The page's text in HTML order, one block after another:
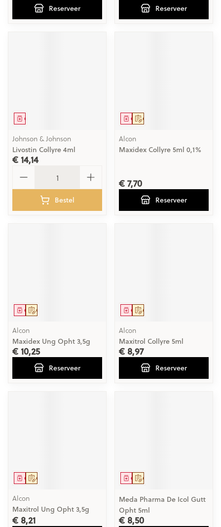
Reserveer Reserveer
Geneesmiddel
Johnson & Johnson
Livostin Collyre 4ml
€ 14,14
Bestel
Op voorschrift
Geneesmiddel
Alcon
Maxidex Collyre 5ml 0,1%
€ 7,70
Reserveer
Op voorschrift
Geneesmiddel
Alcon
Maxidex Ung Opht 3,5g
€ 10,25
Reserveer
Op voorschrift
Geneesmiddel
Alcon
Maxitrol Collyre 5ml
€ 8,97
Reserveer
Op voorschrift
Geneesmiddel
Alcon
Maxitrol Ung Opht 3,5g
€ 8,21
Op voorschrift
Geneesmiddel
Meda Pharma De Icol Gutt
Opht 5ml
€ 8,50